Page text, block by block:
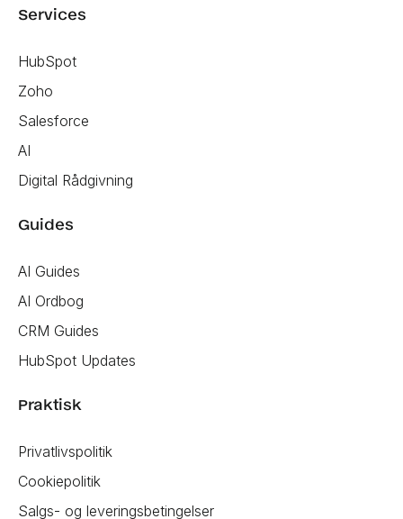
Services
HubSpot
Zoho
Salesforce
AI
Digital Rådgivning
Guides
AI Guides
AI Ordbog
CRM Guides
HubSpot Updates
Praktisk
Privatlivspolitik
Cookiepolitik
Salgs- og leveringsbetingelser